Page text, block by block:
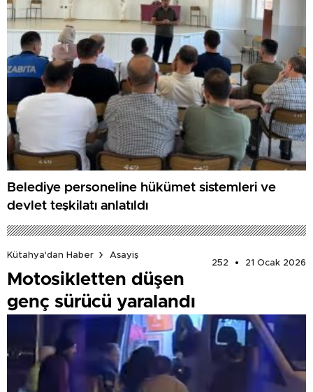
Belediye personeline hükümet sistemleri ve
devlet teşkilatı anlatıldı
Kütahya'dan Haber
Asayiş
252
21 Ocak 2026
Motosikletten düşen
genç sürücü yaralandı